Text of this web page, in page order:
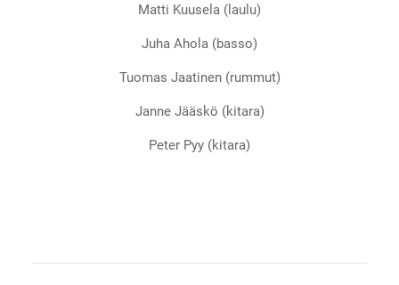
Matti Kuusela (laulu)
Juha Ahola (basso)
Tuomas Jaatinen (rummut)
Janne Jääskö (kitara)
Peter Pyy (kitara)